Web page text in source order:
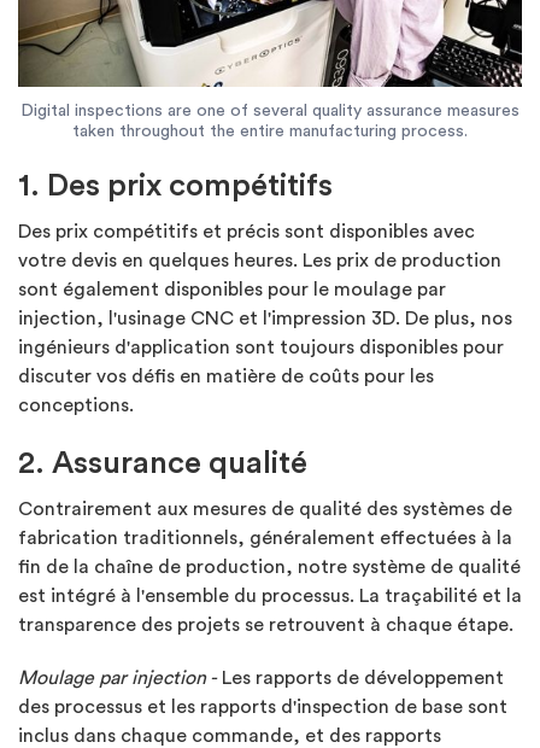
Digital inspections are one of several quality assurance measures
taken throughout the entire manufacturing process.
1. Des prix compétitifs
Des prix compétitifs et précis sont disponibles avec
votre devis en quelques heures. Les prix de production
sont également disponibles pour le moulage par
injection, l'usinage CNC et l'impression 3D. De plus, nos
ingénieurs d'application sont toujours disponibles pour
discuter vos défis en matière de coûts pour les
conceptions.
2. Assurance qualité
Contrairement aux mesures de qualité des systèmes de
fabrication traditionnels, généralement effectuées à la
fin de la chaîne de production, notre système de qualité
est intégré à l'ensemble du processus. La traçabilité et la
transparence des projets se retrouvent à chaque étape.
Moulage par injection -Les rapports de développement
des processus et les rapports d'inspection de base sont
inclus dans chaque commande, et des rapports